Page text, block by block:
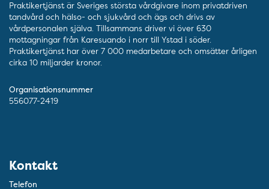
Praktikertjänst är Sveriges största vårdgivare inom privatdriven
tandvård och hälso- och sjukvård och ägs och drivs av
vårdpersonalen själva. Tillsammans driver vi över 630
mottagningar från Karesuando i norr till Ystad i söder.
Praktikertjänst har över 7 000 medarbetare och omsätter årligen
cirka 10 miljarder kronor.
Organisationsnummer
556077-2419
Kontakt
Telefon